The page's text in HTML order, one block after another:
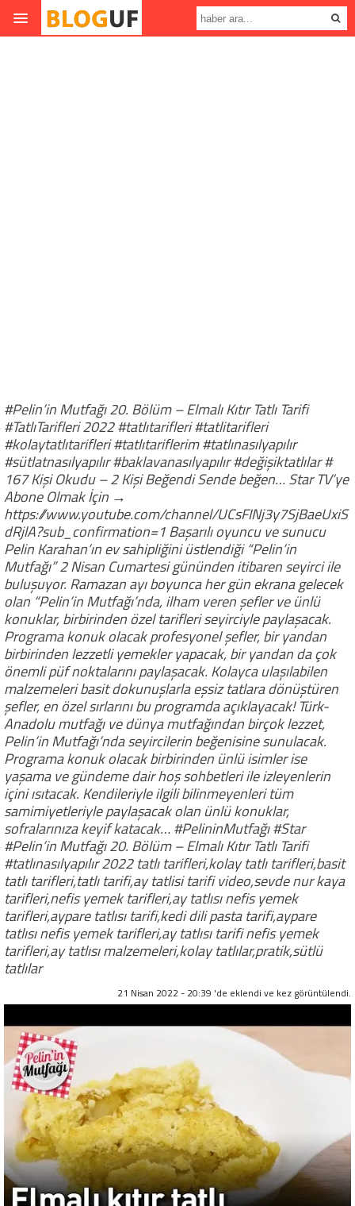
#Pelin’in Mutfağı 20. Bölüm – Elmalı Kıtır Tatlı Tarifi
#TatlıTarifleri 2022 #tatlıtarifleri #tatlitarifleri
#kolaytatlıtarifleri #tatlıtariflerim #tatlınasılyapılır
#sütlatnasılyapılır #baklavanasılyapılır #değişiktatlılar #
167 Kişi Okudu – 2 Kişi Beğendi Sende beğen… Star TV’ye
Abone Olmak İçin →
https://www.youtube.com/channel/UCsFINj3y7SjBaeUxiS
dRjlA?sub_confirmation=1 Başarılı oyuncu ve sunucu
Pelin Karahan’ın ev sahipliğini üstlendiği “Pelin’in
Mutfağı” 2 Nisan Cumartesi gününden itibaren seyirci ile
buluşuyor. Ramazan ayı boyunca her gün ekrana gelecek
olan “Pelin’in Mutfağı’nda, ilham veren şefler ve ünlü
konuklar, birbirinden özel tarifleri seyirciyle paylaşacak.
Programa konuk olacak profesyonel şefler, bir yandan
birbirinden lezzetli yemekler yapacak, bir yandan da çok
önemli püf noktalarını paylaşacak. Kolayca ulaşılabilen
malzemeleri basit dokunuşlarla eşsiz tatlara dönüştüren
şefler, en özel sırlarını bu programda açıklayacak! Türk-
Anadolu mutfağı ve dünya mutfağından birçok lezzet,
Pelin’in Mutfağı’nda seyircilerin beğenisine sunulacak.
Programa konuk olacak birbirinden ünlü isimler ise
yaşama ve gündeme dair hoş sohbetleri ile izleyenlerin
içini ısıtacak. Kendileriyle ilgili bilinmeyenleri tüm
samimiyetleriyle paylaşacak olan ünlü konuklar,
sofralarınıza keyif katacak… #PelininMutfağı #Star
#Pelin’in Mutfağı 20. Bölüm – Elmalı Kıtır Tatlı Tarifi
#tatlınasılyapılır 2022 tatlı tarifleri,kolay tatlı tarifleri,basit
tatlı tarifleri,tatlı tarifi,ay tatlisi tarifi video,sevde nur kaya
tarifleri,nefis yemek tarifleri,ay tatlısı nefis yemek
tarifleri,aypare tatlısı tarifi,kedi dili pasta tarifi,aypare
tatlısı nefis yemek tarifleri,ay tatlısı tarifi nefis yemek
tarifleri,ay tatlısı malzemeleri,kolay tatlılar,pratik,sütlü
tatlılar
21 Nisan 2022 - 20:39 'de eklendi ve kez görüntülendi.